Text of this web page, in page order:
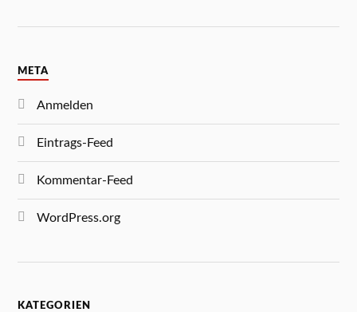
META
Anmelden
Eintrags-Feed
Kommentar-Feed
WordPress.org
KATEGORIEN